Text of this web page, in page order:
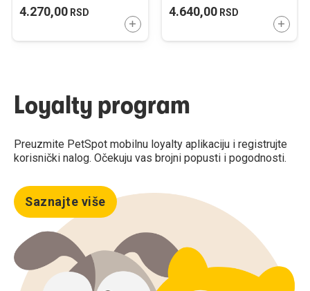
4.270,00 RSD
DODAJTE U KORPU
4.640,00RSD
Loyalty program
Preuzmite PetSpot mobilnu loyalty aplikaciju i registrujte
korisnički nalog. Očekuju vas brojni popusti i pogodnosti.
Saznajte više